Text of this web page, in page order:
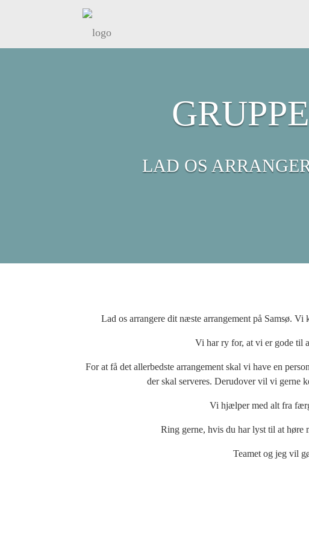
LAD OS
Lad os arrangere dit næste arrangement på Samsø.
Vi har ry for, at vi er gode til
For at få det allerbedste arrangement skal vi have en
der skal serveres. Derudover vil vi gerne
Vi hjælper med alt fra
Ring gerne, hvis du har lyst til at høre
Teamet og jeg vil